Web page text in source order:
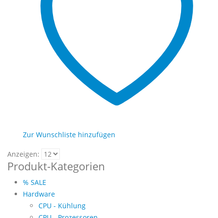
Zur Wunschliste hinzufügen
Anzeigen:
Produkt-Kategorien
% SALE
Hardware
CPU - Kühlung